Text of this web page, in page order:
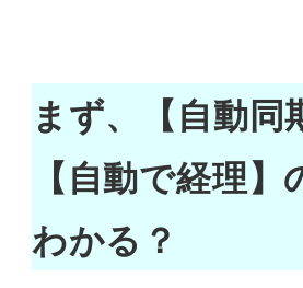
まず、【自動同
【自動で経理
わかる？